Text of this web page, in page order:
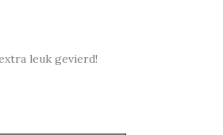
leuk gevierd!